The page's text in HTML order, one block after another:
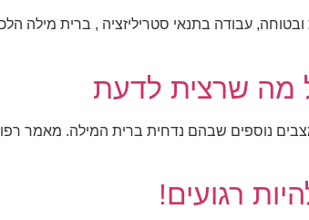
עבודה בתנאי סטריליזציה , ברית מילה
מה שרצית לדעת
מצבים נוספים שבהם נדחית ברית המילה. מאמר
רגועים!